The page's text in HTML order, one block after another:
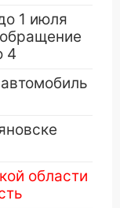
1 июля
4
области